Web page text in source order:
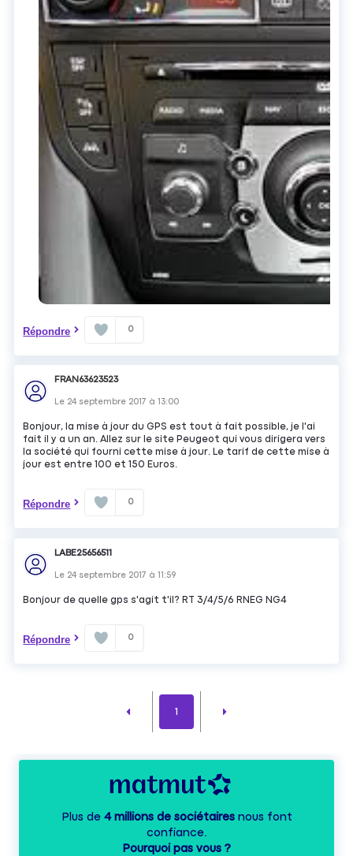
Répondre 0
FRAN63623523
Le 24 septembre 2017 à13:00
Bonjour, la mise à jour du GPS est tout à fait possible, je l'ai
fait il y a un an. Allez sur le site Peugeot qui vous dirigera vers
la société qui fourni cette mise à jour. Le tarif de cette mise à
jour est entre 100 et 150 Euros.
Répondre 0
LABE25656511
Le 24 septembre 2017 à11:59
Bonjour de quelle gps s'agit t'il? RT 3/4/5/6 RNEG NG4
Répondre 0
1
Plus de 4 millions de sociétairesnous font
confiance.
Pourquoi pas vous ?